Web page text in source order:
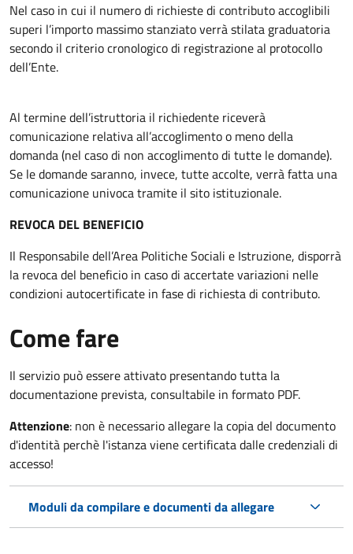
Nel caso in cui il numero di richieste di contributo accoglibili
superi l’importo massimo stanziato verrà stilata graduatoria
secondo il criterio cronologico di registrazione al protocollo
dell’Ente.
Al termine dell’istruttoria il richiedente riceverà
comunicazione relativa all’accoglimento o meno della
domanda (nel caso di non accoglimento di tutte le domande).
Se le domande saranno, invece, tutte accolte, verrà fatta una
comunicazione univoca tramite il sito istituzionale.
REVOCA DEL BENEFICIO
Il Responsabile dell’Area Politiche Sociali e Istruzione, disporrà
la revoca del beneficio in caso di accertate variazioni nelle
condizioni autocertificate in fase di richiesta di contributo.
Come fare
Il servizio può essere attivato presentando tutta la
documentazione prevista, consultabile in formato PDF.
Attenzione: non è necessario allegare la copia del documento
d'identità perchè l'istanza viene certificata dalle credenziali di
accesso!
Moduli da compilare e documenti da allegare